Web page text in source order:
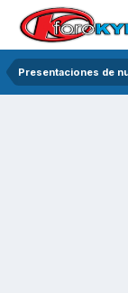
Presentaciones de